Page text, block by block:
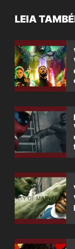
LEIA